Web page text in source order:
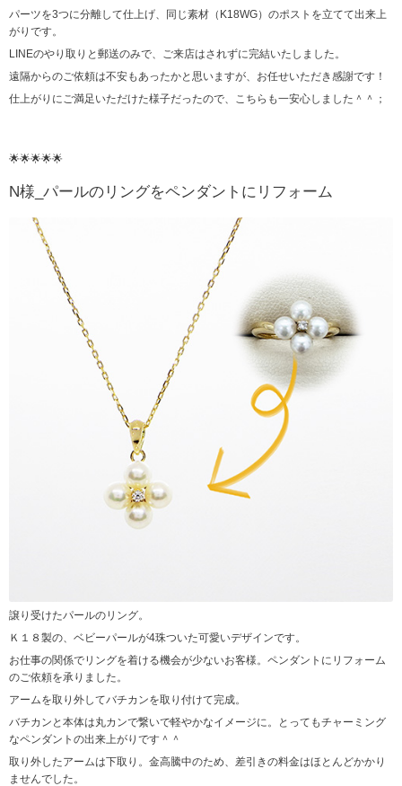
パーツを3つに分離して仕上げ、同じ素材（K18WG）のポストを立てて出来上
がりです。
LINEのやり取りと郵送のみで、ご来店はされずに完結いたしました。
遠隔からのご依頼は不安もあったかと思いますが、お任せいただき感謝です！
仕上がりにご満足いただけた様子だったので、こちらも一安心しました＾＾；
🌟🌟🌟🌟🌟
N様_パールのリングをペンダントにリフォーム
譲り受けたパールのリング。
Ｋ１８製の、ベビーパールが4珠ついた可愛いデザインです。
お仕事の関係でリングを着ける機会が少ないお客様。ペンダントにリフォーム
のご依頼を承りました。
アームを取り外してバチカンを取り付けて完成。
バチカンと本体は丸カンで繋いで軽やかなイメージに。とってもチャーミング
なペンダントの出来上がりです＾＾
取り外したアームは下取り。金高騰中のため、差引きの料金はほとんどかかり
ませんでした。